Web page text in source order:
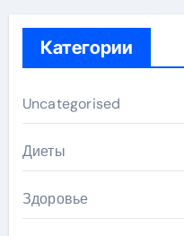
Категории
Uncategorised
Диеты
Здоровье